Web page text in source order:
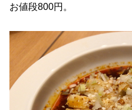
お値段800円。